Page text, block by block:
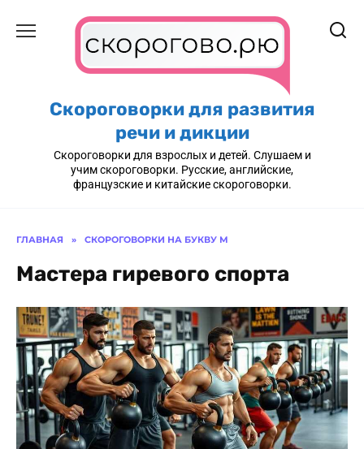
содержанию
Скороговорки для развития
речи и дикции
Скороговорки для взрослых и детей. Слушаем и
учим скороговорки. Русские, английские,
французские и китайские скороговорки.
ГЛАВНАЯ » СКОРОГОВОРКИ НА БУКВУ М
Мастера гиревого спорта